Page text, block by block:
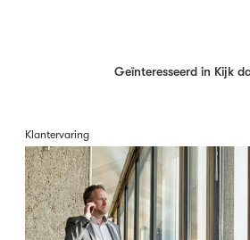
Geïnteresseerd in Kijk
Klantervaring